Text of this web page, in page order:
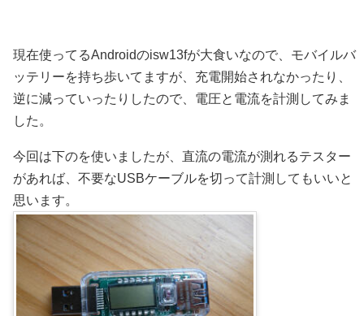
現在使ってるAndroidのisw13fが大食いなので、モバイルバ
ッテリーを持ち歩いてますが、充電開始されなかったり、
逆に減っていったりしたので、電圧と電流を計測してみま
した。
今回は下のを使いましたが、直流の電流が測れるテスター
があれば、不要なUSBケーブルを切って計測してもいいと
思います。